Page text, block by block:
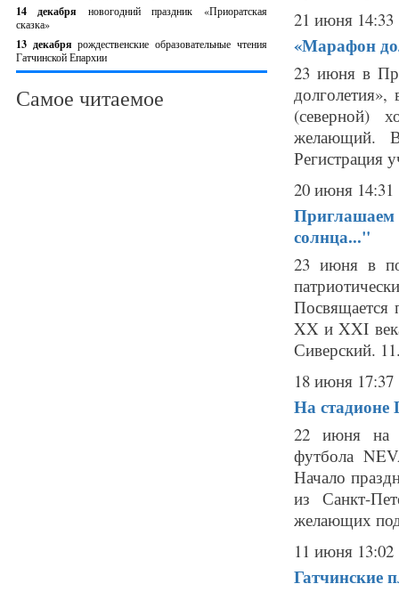
14 декабря новогодний праздник «Приоратская
сказка»
13 декабрярождественские образовательные чтения
Гатчинской Епархии
Самое читаемое
21 июня 14:33
«Марафон
23 июня в
(северной)
желающий.
Регистрация
20 июня 14:31
Приглашаем
солнца..."
23 июня в
XX и XXI
Сиверский.
18 июня 17:37
На
22 июня на
футбола
Начало
из Санкт-
желающих
11 июня 13:02
Гатчинские